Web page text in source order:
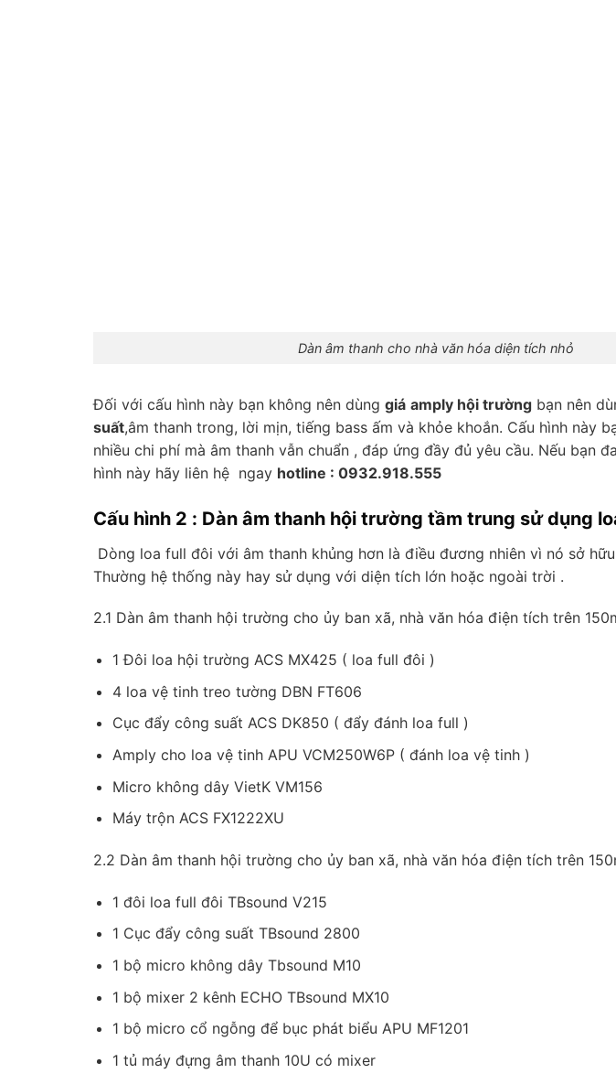
Dàn âm thanh cho nhà văn hóa diện tích nhỏ
Đối với cấu hình này bạn không nên dùng giá amply hội trường bạn nên
suất,âm thanh trong, lời mịn, tiếng bass ấm và khỏe khoắn. Cấu hình này
nhiều chi phí mà âm thanh vẫn chuẩn , đáp ứng đầy đủ yêu cầu. Nếu bạn
hình này hãy liên hệ ngay hotline : 0932.918.555
Cấu hình 2 : Dàn âm thanh hội trường tầm trung sử dụng
Dòng loa full đôi với âm thanh khủng hơn là điều đương nhiên vì nó sở
Thường hệ thống này hay sử dụng với diện tích lớn hoặc ngoài trời .
2.1 Dàn âm thanh hội trường cho ủy ban xã, nhà văn hóa điện tích trên
1 Đôi loa hội trường ACS MX425 ( loa full đôi )
4 loa vệ tinh treo tường DBN FT606
Cục đẩy công suất ACS DK850 ( đẩy đánh loa full )
Amply cho loa vệ tinh APU VCM250W6P ( đánh loa vệ tinh )
Micro không dây VietK VM156
Máy trộn ACS FX1222XU
2.2 Dàn âm thanh hội trường cho ủy ban xã, nhà văn hóa điện tích trên
1 đôi loa full đôi TBsound V215
1 Cục đẩy công suất TBsound 2800
1 bộ micro không dây Tbsound M10
1 bộ mixer 2 kênh ECHO TBsound MX10
1 bộ micro cổ ngỗng để bục phát biểu APU MF1201
1 tủ máy đựng âm thanh 10U có mixer